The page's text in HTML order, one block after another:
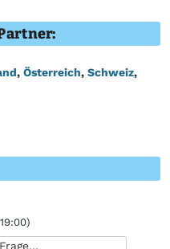
, Österreich, Schweiz,